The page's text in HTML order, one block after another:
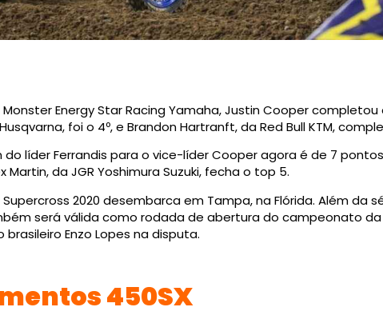
Energy Star Racing Yamaha, Justin Cooper completou
foi o 4º, e Brandon Hartranft, da Red Bull KTM,
líder Ferrandis para o vice-líder Cooper agora é de 7 pontos.
da JGR Yoshimura Suzuki, fecha o top 5.
Supercross 2020 desembarca em Tampa, na Flórida. Além da
será válida como rodada de abertura do campeonato da
Enzo Lopes na disputa.
450SX